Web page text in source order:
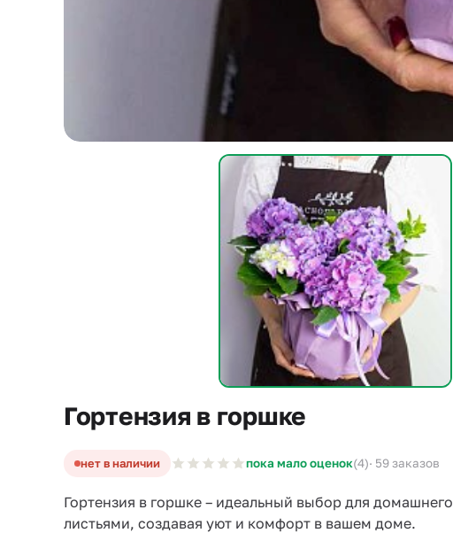
Гортензия в горшке
нет в наличии пока мало оценок(4)· 59 заказов
Гортензия в горшке – идеальный выбор для
листьями, создавая уют и комфорт в вашем доме.